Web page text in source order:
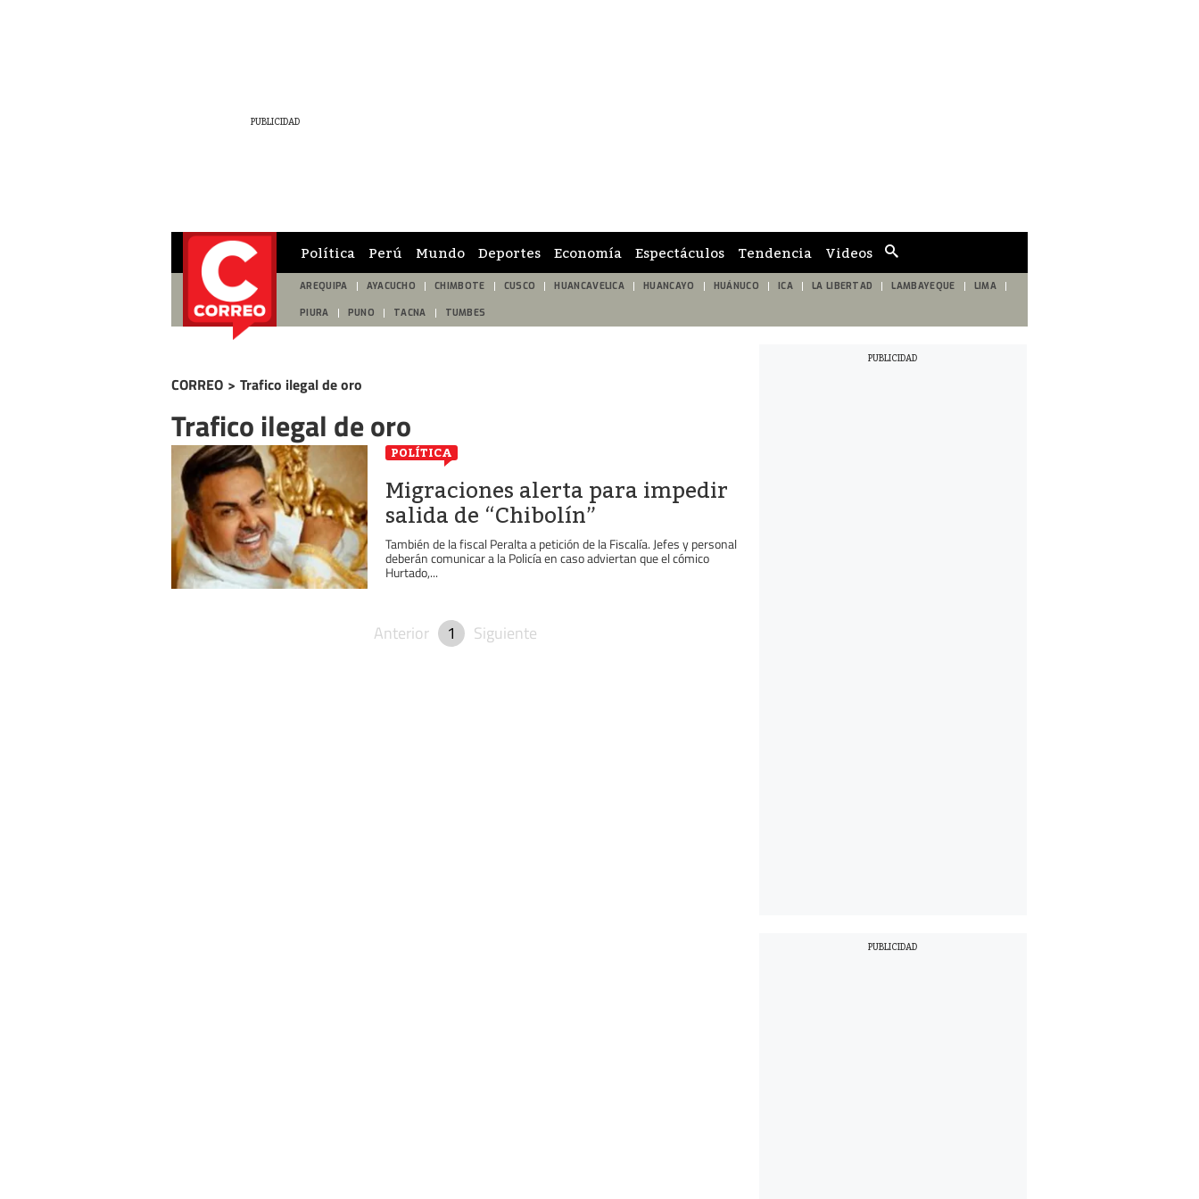
de
búsqueda
Política Perú Mundo Deportes Economía Espectáculos Tendencia Videos
AREQUIPA AYACUCHO CHIMBOTE CUSCO HUANCAVELICA HUANCAYO HUÁNUCO ICA LA LIBERTAD LAMBAYEQUE LIMA
PIURA PUNO TACNA TUMBES
CORREO > Trafico ilegal de oro
Trafico ilegal de oro
POLÍTICA
Migraciones alerta para impedir
salida de “Chibolín”
También de la fiscal Peralta a petición de la Fiscalía. Jefes y personal
deberán comunicar a la Policía en caso adviertan que el cómico
Hurtado,...
Anterior 1 Siguiente